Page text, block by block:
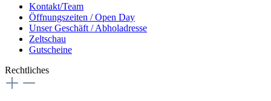
Kontakt/Team
Öffnungszeiten / Open Day
Unser Geschäft / Abholadresse
Zeltschau
Gutscheine
Rechtliches